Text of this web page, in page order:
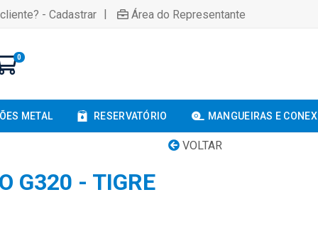
- Cadastrar | Área do Representante
0
METAL RESERVATÓRIO MANGUEIRAS E
VOLTAR
G320 - TIGRE